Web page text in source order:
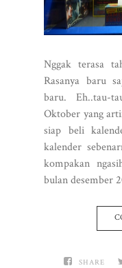
Nggak terasa
Rasanya baru
baru. Eh..tau-
Oktober yang
siap beli
kalender
kompakan
bulan desember
SHARE